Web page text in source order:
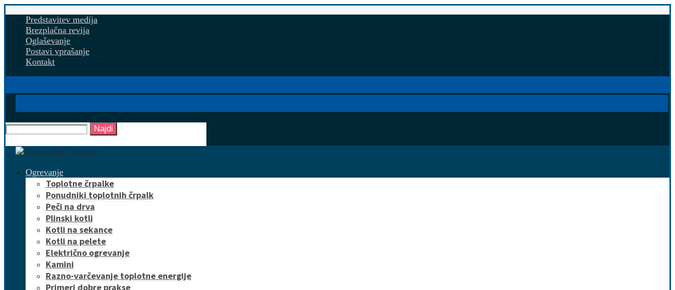
Predstavitev medija
Brezplačna revija
Oglaševanje
Postavi vprašanje
Kontakt
Najdi
Ogrevanje
Toplotne črpalke
Ponudniki toplotnih črpalk
Peči na drva
Plinski kotli
Kotli na sekance
Kotli na pelete
Električno ogrevanje
Kamini
Razno-varčevanje toplotne energije
Primeri dobre prakse